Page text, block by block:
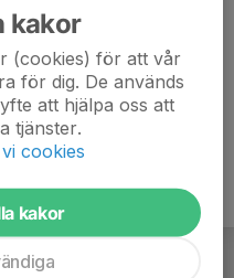
kakor
(cookies) för att vår
för dig. De används
att hjälpa oss att
tjänster.
cookies
kakor